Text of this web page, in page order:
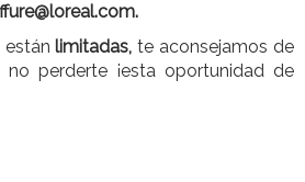
están limitadas, te aconsejamos de
no perderte ¡esta oportunidad de